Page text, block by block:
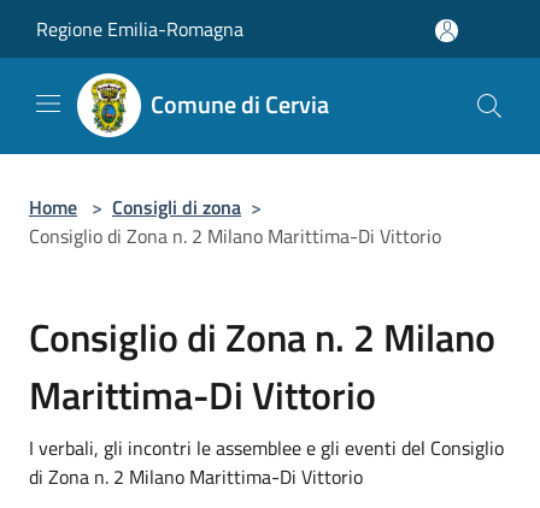
Regione Emilia-Romagna
Comune di Cervia
Home > Consigli di zona >
Consiglio di Zona n. 2 Milano Marittima-Di Vittorio
Consiglio di Zona n. 2 Milano
Marittima-Di Vittorio
I verbali, gli incontri le assemblee e gli eventi del Consiglio
di Zona n. 2 Milano Marittima-Di Vittorio